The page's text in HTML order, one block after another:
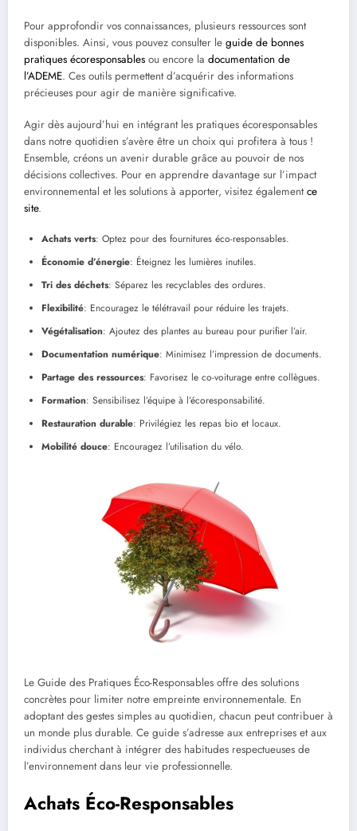
Pour approfondir vos connaissances, plusieurs ressources sont
disponibles. Ainsi, vous pouvez consulter le guide de bonnes
pratiques écoresponsables ou encore la documentation de
l’ADEME. Ces outils permettent d’acquérir des informations
précieuses pour agir de manière significative.
Agir dès aujourd’hui en intégrant les pratiques écoresponsables
dans notre quotidien s’avère être un choix qui profitera à tous !
Ensemble, créons un avenir durable grâce au pouvoir de nos
décisions collectives. Pour en apprendre davantage sur l’impact
environnemental et les solutions à apporter, visitez égalementce
site.
Achats verts: Optez pour des fournitures éco-responsables.
Économie d’énergie: Éteignez les lumières inutiles.
Tri des déchets: Séparez les recyclables des ordures.
Flexibilité: Encouragez le télétravail pour réduire les trajets.
Végétalisation: Ajoutez des plantes au bureau pour purifier l’air.
Documentation numérique: Minimisez l’impression de documents.
Partage des ressources: Favorisez le co-voiturage entre collègues.
Formation: Sensibilisez l’équipe à l’écoresponsabilité.
Restauration durable: Privilégiez les repas bio et locaux.
Mobilité douce: Encouragez l’utilisation du vélo.
Le Guide des Pratiques Éco-Responsables offre des solutions
concrètes pour limiter notre empreinte environnementale. En
adoptant des gestes simples au quotidien, chacun peut contribuer à
un monde plus durable. Ce guide s’adresse aux entreprises et aux
individus cherchant à intégrer des habitudes respectueuses de
l’environnement dans leur vie professionnelle.
Achats Éco-Responsables